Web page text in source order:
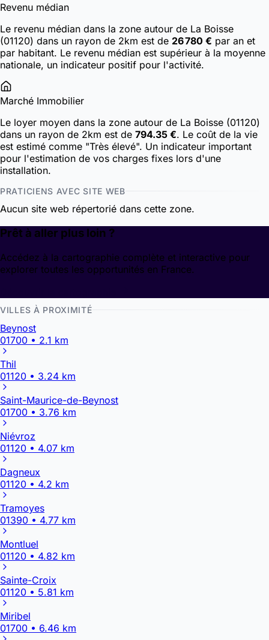
Revenu médian
Le revenu médian dans la zone autour de La Boisse
(01120) dans un rayon de 2km est de 26 780 € par an et
par habitant. Le revenu médian est supérieur à la moyenne
nationale, un indicateur positif pour l'activité.
Marché Immobilier
Le loyer moyen dans la zone autour de La Boisse (01120)
dans un rayon de 2km est de 794.35 €. Le coût de la vie
est estimé comme "Très élevé". Un indicateur important
pour l'estimation de vos charges fixes lors d'une
installation.
PRATICIENS AVEC SITE WEB
Aucun site web répertorié dans cette zone.
Prêt à aller plus loin ?
Accédez à la cartographie complète et interactive pour
explorer toutes les opportunités en France.
VILLES À PROXIMITÉ
Beynost
01700 • 2.1 km
Thil
01120 • 3.24 km
Saint-Maurice-de-Beynost
01700 • 3.76 km
Niévroz
01120 • 4.07 km
Dagneux
01120 • 4.2 km
Tramoyes
01390 • 4.77 km
Montluel
01120 • 4.82 km
Sainte-Croix
01120 • 5.81 km
Miribel
01700 • 6.46 km